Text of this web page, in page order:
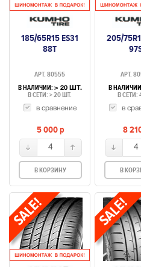
185/65R15 ES31
88T
АРТ. 80555
В НАЛИЧИИ: > 20 ШТ.
В СЕТИ: > 20 ШТ.
в сравнение
5 000p
4
В КОРЗИНУ
205/
АРТ.
В
В СЕТИ:
в
8
4
В